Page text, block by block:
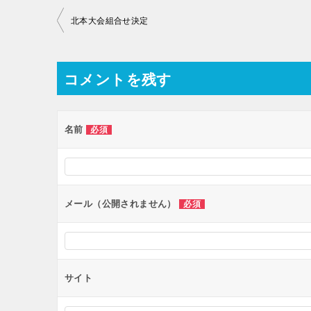
投
ナ
ビ
ー
ョ
ン
北本大会組合せ決定
コメントを残す
名前 必須
メール（公開されません） 必須
サイト